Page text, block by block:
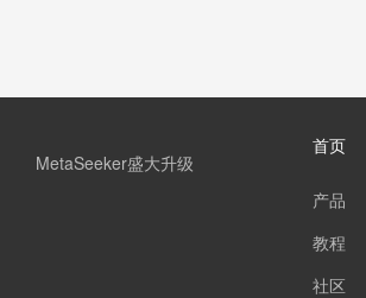
MetaSeeker盛大升级
首页
产品
教程
社区